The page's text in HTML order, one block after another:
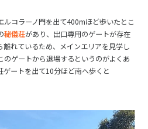
ルコラーノ門を出て400mほど歩いたとこ
秘儀荘があり、出口専用のゲートが存在
離れているため、メインエリアを見学し
ゲートから退場するというのがよくあ
ートを出て10分ほど南へ歩くと